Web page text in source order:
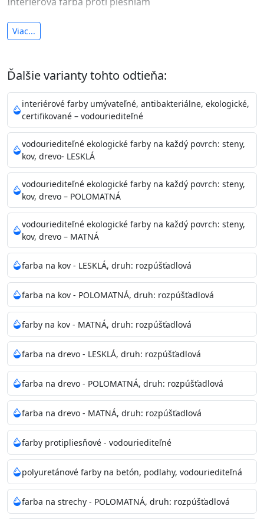
antibakteriálna a umývateľná
Je interiérová protiplesňová farba s iónmi
Vďaka svojmu špeciálnemu zloženiu
znižuje (o 99,9%) množstvo baktérií na povrchu náteru.
Preto jevhodná na nátery priestor s
vysokými nárokmi na hygienickú čistotu ako sú
nemocnice, pôrodnice, operačné
sály, potravinárske priestory, detské izby, školy,
škôlky, telocvične, a samozrejme je
vhodná aj do bežných priestorov. Je plne umývateľná
(trieda 2 podľa EN 13300) pri
zachovaní priedušnosti vodných pár z natretých
povrchov. Má vynikajúcu kryciu schopnosť,
vysokú výdatnosť a výborný rozliv. Je možné ju tónovať v
bohatej škále odtieňov.
Odtieň: Biela + je možné tónovať podľa RAL, NCS,
Pantone
Informácie k aplikácií
Pred použitím farbu narieďte do 10% vodou podľa
spôsobu aplikácie. Dobre premiešajte a občas opakujte
aj počas náteru. Naneste jednu
vrstvu štetcom, valčekom alebo striekacou pištoľou
farba zasychá na dotyk po 30-60min./23°C po
dokonalom preschnutí minimálne 3-
4hod/23°C je možné aplikovať ďalšiu vrstvu náteru.
Doba schnutia je závislá na poveternostných
podmienkach s vyššou vlhkosťou a nižšou
teplotou sa doba schnutia predlžuje.
Viac...
Ďalšie varianty tohto odtieňa:
interiérové farby umývateľné, antibakteriálne, ekologické,
certifikované – vodouriediteľné
vodouriediteľné ekologické farby na každý povrch: steny,
kov, drevo- LESKLÁ
vodouriediteľné ekologické farby na každý povrch: steny,
kov, drevo – POLOMATNÁ
vodouriediteľné ekologické farby na každý povrch: steny,
kov, drevo – MATNÁ
farba na kov - LESKLÁ, druh: rozpúšťadlová
farba na kov - POLOMATNÁ, druh: rozpúšťadlová
farby na kov - MATNÁ, druh: rozpúšťadlová
farba na drevo - LESKLÁ, druh: rozpúšťadlová
farba na drevo - POLOMATNÁ, druh: rozpúšťadlová
farba na drevo - MATNÁ, druh: rozpúšťadlová
farby protipliesňové - vodouriediteľné
polyuretánové farby na betón, podlahy, vodouriediteľná
farba na strechy - POLOMATNÁ, druh: rozpúšťadlová